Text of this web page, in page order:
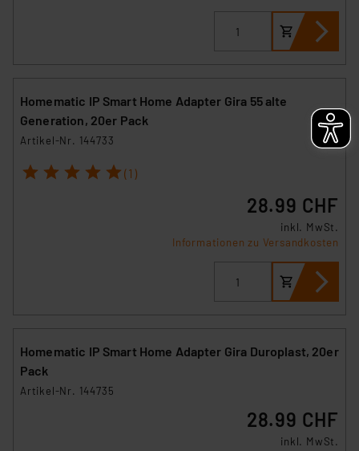
Homematic IP Smart Home Adapter Gira 55 alte
Generation, 20er Pack
Artikel-Nr. 144733
1 2 3 4 5 (1)
28.99 CHF
inkl. MwSt.
Informationen zu Versandkosten
Homematic IP Smart Home Adapter Gira Duroplast, 20er
Pack
Artikel-Nr. 144735
28.99 CHF
inkl. MwSt.